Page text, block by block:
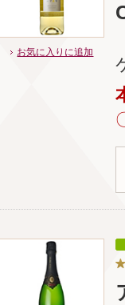
お気に入りに追加